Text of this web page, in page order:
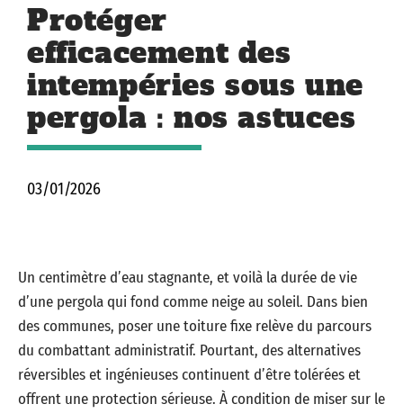
Protéger
efficacement des
intempéries sous une
pergola : nos astuces
03/01/2026
Un centimètre d’eau stagnante, et voilà la durée de vie
d’une pergola qui fond comme neige au soleil. Dans bien
des communes, poser une toiture fixe relève du parcours
du combattant administratif. Pourtant, des alternatives
réversibles et ingénieuses continuent d’être tolérées et
offrent une protection sérieuse. À condition de miser sur le